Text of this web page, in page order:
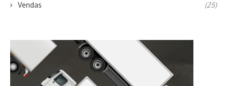
Vendas (25)